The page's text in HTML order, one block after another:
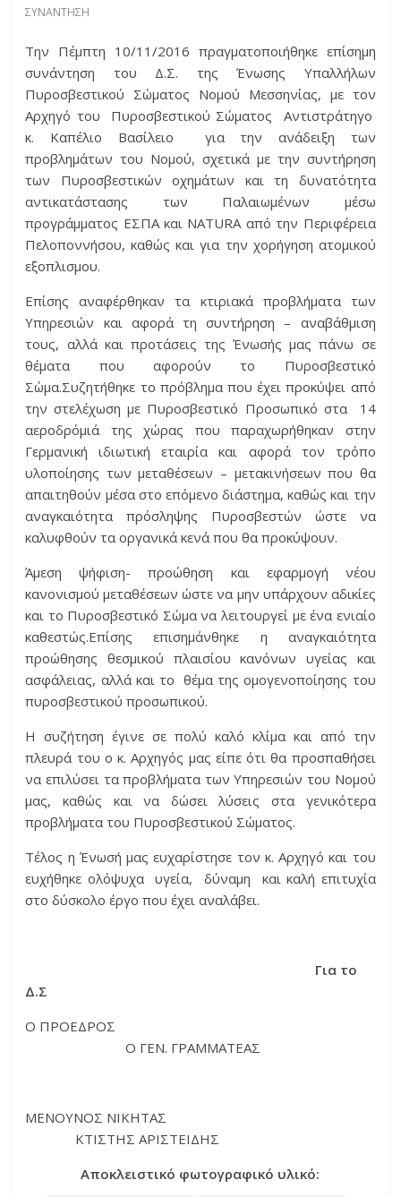
ΣΥΝΑΝΤΗΣΗ
Την Πέμπτη 10/11/2016 πραγματοποιήθηκε επίσημη
συνάντηση του Δ.Σ. της Ένωσης Υπαλλήλων
Πυροσβεστικού Σώματος Νομού Μεσσηνίας, με τον
Αρχηγό του Πυροσβεστικού Σώματος Αντιστράτηγο
κ. Καπέλιο Βασίλειο για την ανάδειξη των
προβλημάτων του Νομού, σχετικά με την συντήρηση
των Πυροσβεστικών οχημάτων και τη δυνατότητα
αντικατάστασης των Παλαιωμένων μέσω
προγράμματος ΕΣΠΑ και NATURA από την Περιφέρεια
Πελοποννήσου, καθώς και για την χορήγηση ατομικού
εξοπλισμου.
Επίσης αναφέρθηκαν τα κτιριακά προβλήματα των
Υπηρεσιών και αφορά τη συντήρηση – αναβάθμιση
τους, αλλά και προτάσεις της Ένωσής μας πάνω σε
θέματα που αφορούν το Πυροσβεστικό
Σώμα.Συζητήθηκε το πρόβλημα που έχει προκύψει από
την στελέχωση με Πυροσβεστικό Προσωπικό στα 14
αεροδρόμιά της χώρας που παραχωρήθηκαν στην
Γερμανική ιδιωτική εταιρία και αφορά τον τρόπο
υλοποίησης των μεταθέσεων – μετακινήσεων που θα
απαιτηθούν μέσα στο επόμενο διάστημα, καθώς και την
αναγκαιότητα πρόσληψης Πυροσβεστών ώστε να
καλυφθούν τα οργανικά κενά που θα προκύψουν.
Άμεση ψήφιση- προώθηση και εφαρμογή νέου
κανονισμού μεταθέσεων ώστε να μην υπάρχουν αδικίες
και το Πυροσβεστικό Σώμα να λειτουργεί με ένα ενιαίο
καθεστώς.Επίσης επισημάνθηκε η αναγκαιότητα
προώθησης θεσμικού πλαισίου κανόνων υγείας και
ασφάλειας, αλλά και το θέμα της ομογενοποίησης του
πυροσβεστικού προσωπικού.
Η συζήτηση έγινε σε πολύ καλό κλίμα και από την
πλευρά του ο κ. Αρχηγός μας είπε ότι θα προσπαθήσει
να επιλύσει τα προβλήματα των Υπηρεσιών του Νομού
μας, καθώς και να δώσει λύσεις στα γενικότερα
προβλήματα του Πυροσβεστικού Σώματος.
Τέλος η Ένωσή μας ευχαρίστησε τον κ. Αρχηγό και του
ευχήθηκε ολόψυχα υγεία, δύναμη και καλή επιτυχία
στο δύσκολο έργο που έχει αναλάβει.
Για το
Δ.Σ
Ο ΠΡΟΕΔΡΟΣ
Ο ΓΕΝ. ΓΡΑΜΜΑΤΕΑΣ
ΜΕΝΟΥΝΟΣ ΝΙΚΗΤΑΣ
ΚΤΙΣΤΗΣ ΑΡΙΣΤΕΙΔΗΣ
Αποκλειστικό φωτογραφικό υλικό: